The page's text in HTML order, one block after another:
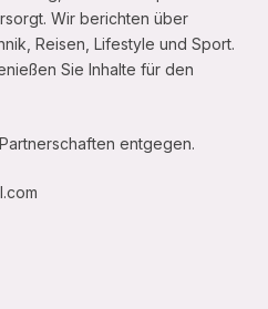
Wir berichten über
Reisen, Lifestyle und Sport.
Sie Inhalte für den
entgegen.